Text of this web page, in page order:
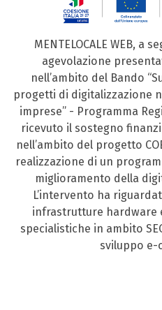
MENTELOCALE WEB, a
agevolazione
nell’ambito del Bando
progetti di digitalizzazione
imprese” - Programma
ricevuto il sostegno
nell’ambito del progetto
realizzazione di un
miglioramento della
L’intervento ha
infrastrutture hardware
specialistiche in ambito
sviluppo e-